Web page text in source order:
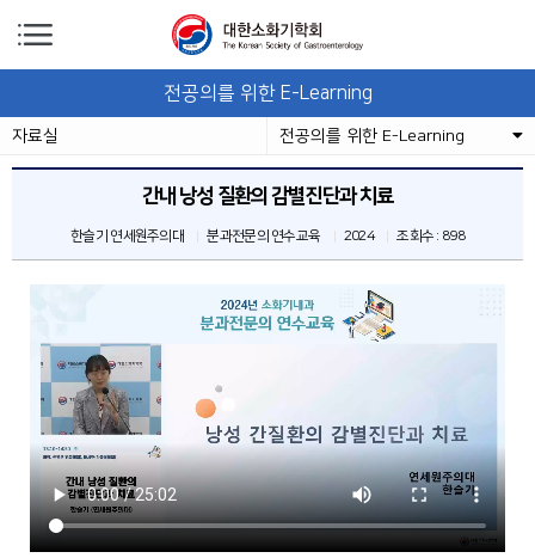
전공의를 위한 E-Learning
자료실 전공의를 위한 E-Learning
간내 낭성 질환의 감별진단과 치료
한슬기 연세원주의대 분과전문의 연수교육 2024 조회수 : 898